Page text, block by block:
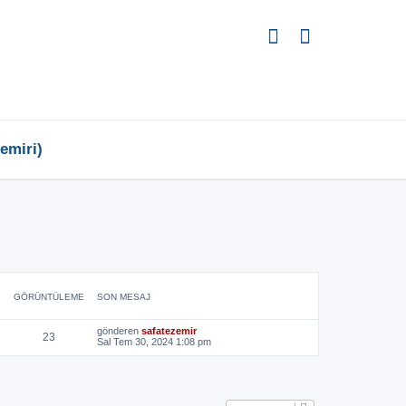
GÖRÜNTÜLEME SON MESAJ
23 gönderen safatezemir
Sal Tem 30, 2024 1:08 pm